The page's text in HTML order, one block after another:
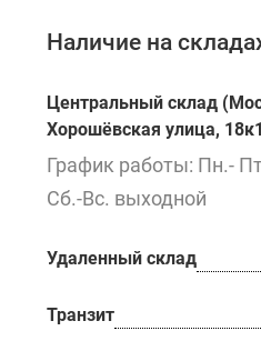
Наличие на
Центральный склад
Хорошёвская улица,
График работы: Пн.-
Сб.-Вс. выходной
Удаленный склад
Транзит